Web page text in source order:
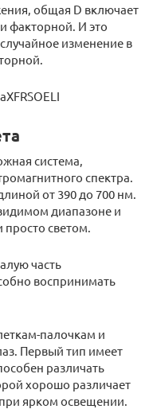
общая D включает
факторной. И это
изменение в
система,
спектра.
от 390 до 700 нм.
диапазоне и
светом.
часть
воспринимать
палочкам и
Первый тип имеет
различать
хорошо различает
ярком освещении.